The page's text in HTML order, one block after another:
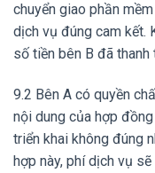
chuyển giao phần
dịch vụ đúng cam kết.
số tiền bên B đã
9.2 Bên A có quyền
nội dung của hợp
triển khai không đúng
hợp này, phí dịch vụ